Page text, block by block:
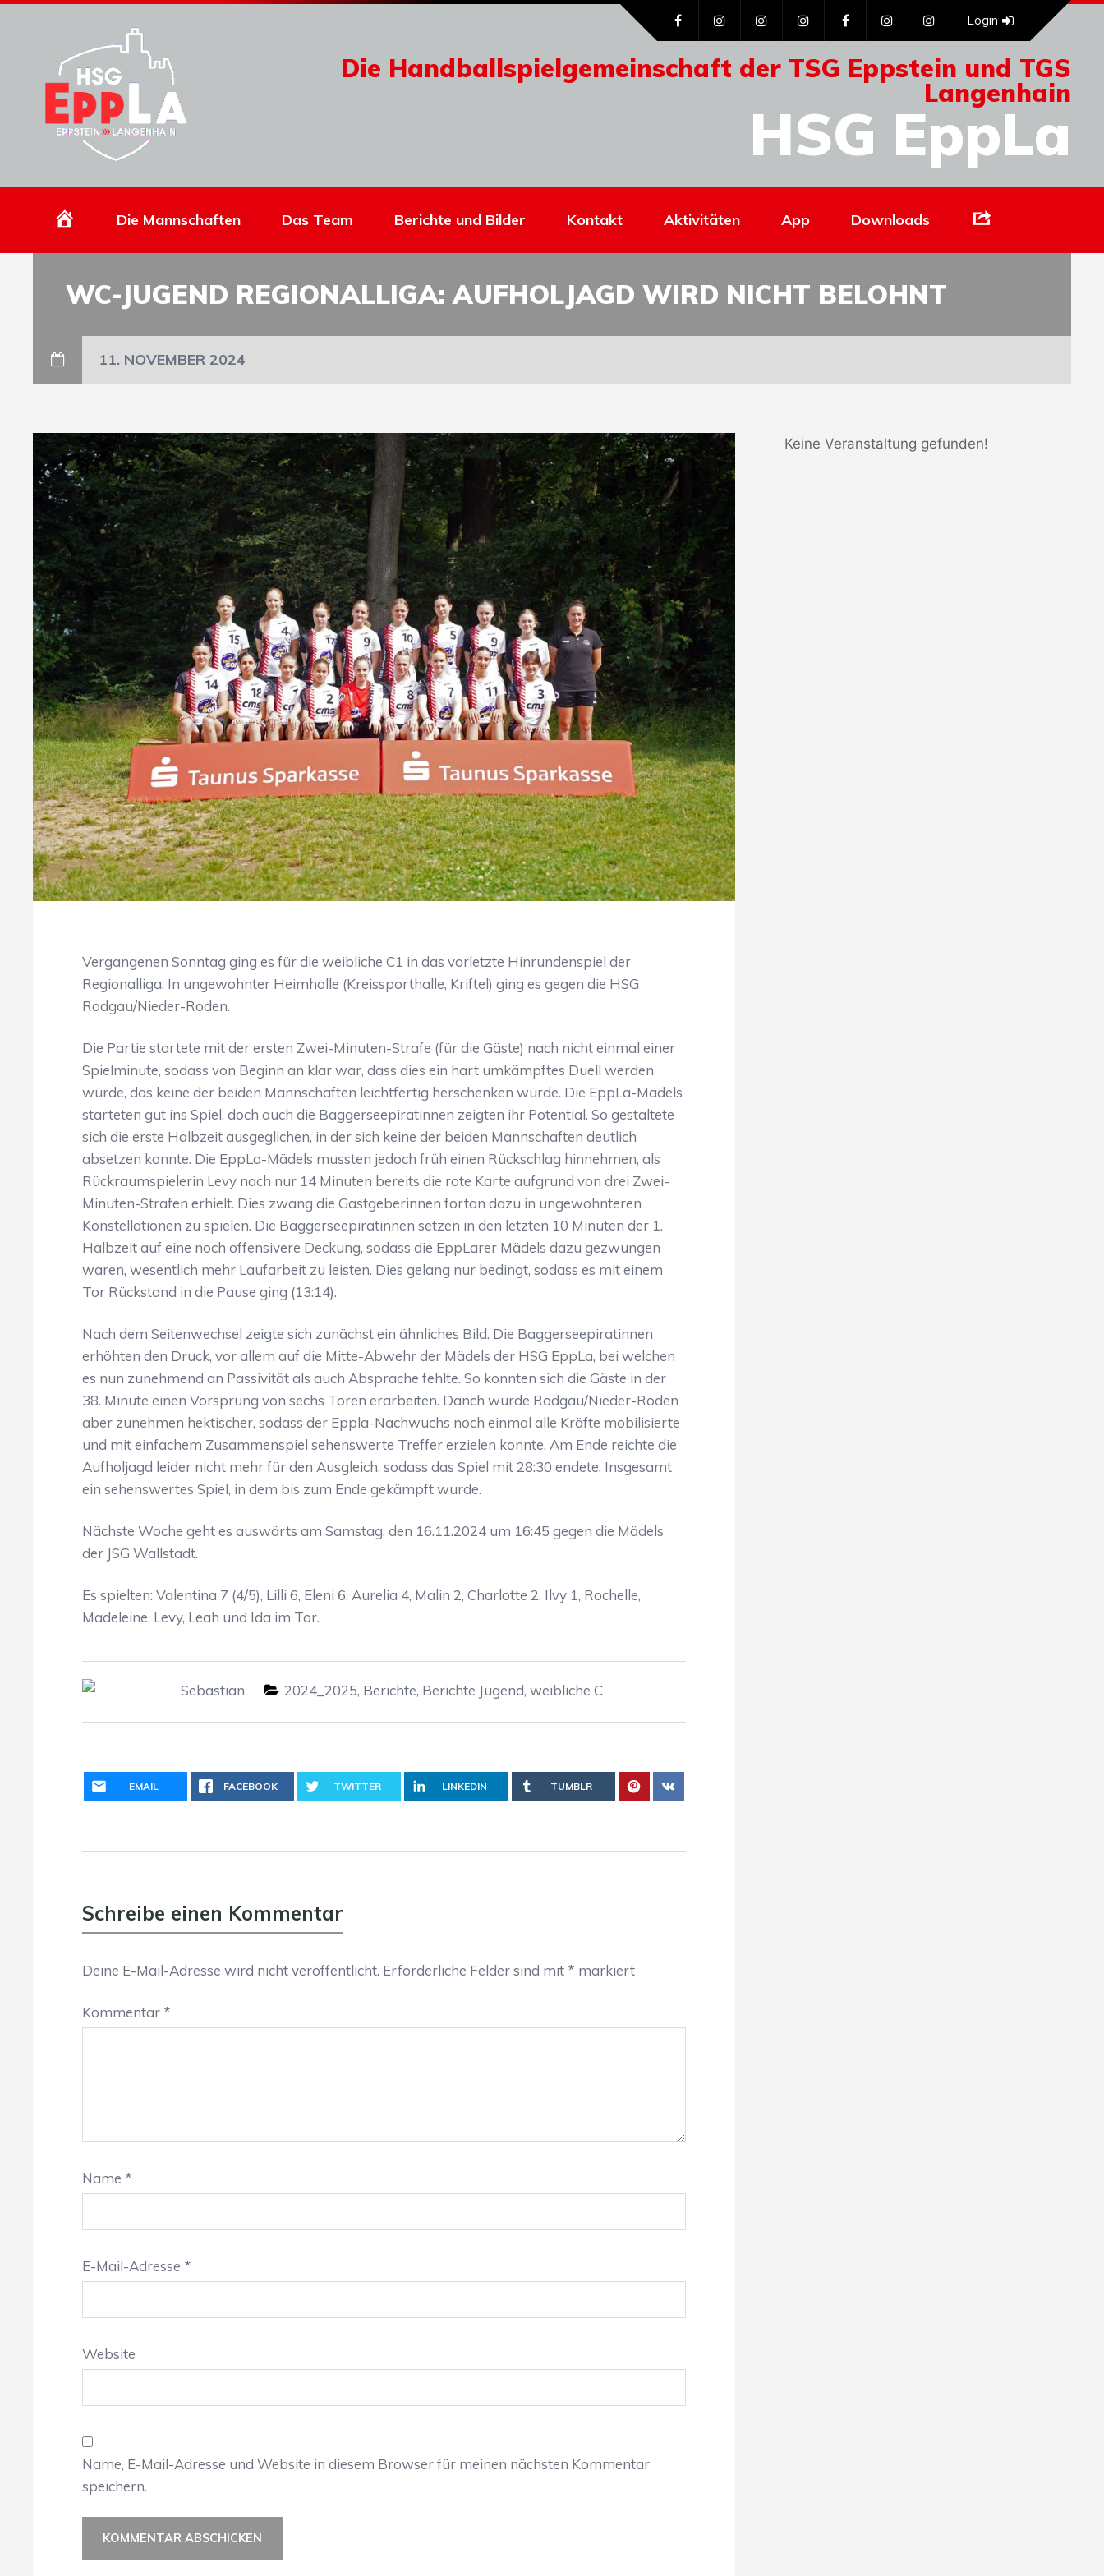
Die Handballspielgemeinschaft der TSG Eppstein und TGS
Langenhain
HSG EppLa
Login
HomepageDie Mannschaften Das Team Berichte und Bilder Kontakt Aktivitäten App Downloads
WC-JUGEND REGIONALLIGA: AUFHOLJAGD WIRD NICHT BELOHNT
11. NOVEMBER 2024
Vergangenen Sonntag ging es für die weibliche C1 in das vorletzte Hinrundenspiel der
Regionalliga. In ungewohnter Heimhalle (Kreissporthalle, Kriftel) ging es gegen die HSG
Rodgau/Nieder-Roden.
Die Partie startete mit der ersten Zwei-Minuten-Strafe (für die Gäste) nach nicht einmal einer
Spielminute, sodass von Beginn an klar war, dass dies ein hart umkämpftes Duell werden
würde, das keine der beiden Mannschaften leichtfertig herschenken würde. Die EppLa-Mädels
starteten gut ins Spiel, doch auch die Baggerseepiratinnen zeigten ihr Potential. So gestaltete
sich die erste Halbzeit ausgeglichen, in der sich keine der beiden Mannschaften deutlich
absetzen konnte. Die EppLa-Mädels mussten jedoch früh einen Rückschlag hinnehmen, als
Rückraumspielerin Levy nach nur 14 Minuten bereits die rote Karte aufgrund von drei Zwei-
Minuten-Strafen erhielt. Dies zwang die Gastgeberinnen fortan dazu in ungewohnteren
Konstellationen zu spielen. Die Baggerseepiratinnen setzen in den letzten 10 Minuten der 1.
Halbzeit auf eine noch offensivere Deckung, sodass die EppLarer Mädels dazu gezwungen
waren, wesentlich mehr Laufarbeit zu leisten. Dies gelang nur bedingt, sodass es mit einem
Tor Rückstand in die Pause ging (13:14).
Nach dem Seitenwechsel zeigte sich zunächst ein ähnliches Bild. Die Baggerseepiratinnen
erhöhten den Druck, vor allem auf die Mitte-Abwehr der Mädels der HSG EppLa, bei welchen
es nun zunehmend an Passivität als auch Absprache fehlte. So konnten sich die Gäste in der
38. Minute einen Vorsprung von sechs Toren erarbeiten. Danch wurde Rodgau/Nieder-Roden
aber zunehmen hektischer, sodass der Eppla-Nachwuchs noch einmal alle Kräfte mobilisierte
und mit einfachem Zusammenspiel sehenswerte Treffer erzielen konnte. Am Ende reichte die
Aufholjagd leider nicht mehr für den Ausgleich, sodass das Spiel mit 28:30 endete. Insgesamt
ein sehenswertes Spiel, in dem bis zum Ende gekämpft wurde.
Nächste Woche geht es auswärts am Samstag, den 16.11.2024 um 16:45 gegen die Mädels
der JSG Wallstadt.
Es spielten: Valentina 7 (4/5), Lilli 6, Eleni 6, Aurelia 4, Malin 2, Charlotte 2, Ilvy 1, Rochelle,
Madeleine, Levy, Leah und Ida im Tor.
Sebastian 2024_2025, Berichte, Berichte Jugend, weibliche C
EMAIL FACEBOOK TWITTER LINKEDIN TUMBLR
Schreibe einen Kommentar
Deine E-Mail-Adresse wird nicht veröffentlicht. Erforderliche Felder sind mit * markiert
Kommentar *
Name *
E-Mail-Adresse *
Website
Name, E-Mail-Adresse und Website in diesem Browser für meinen nächsten Kommentar
speichern.
Keine Veranstaltung gefunden!